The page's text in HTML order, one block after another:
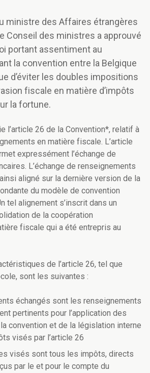
ministre des Affaires étrangères
Conseil des ministres a approuvé
portant assentiment au
la convention entre la Belgique
d’éviter les doubles impositions
fiscale en matière d’impôts
la fortune.
l’article 26 de la Convention*, relatif à
en matière fiscale. L’article
expressément l’échange de
L’échange de renseignements
aligné sur la dernière version de la
du modèle de convention
tel alignement s’inscrit dans un
de la coopération
fiscale qui a été entrepris au
de l’article 26, tel que
sont les suivantes :
échangés sont les renseignements
pertinents pour l’application des
convention et de la législation interne
visés par l’article 26
visés sont tous les impôts, directs
par le et pour le compte du